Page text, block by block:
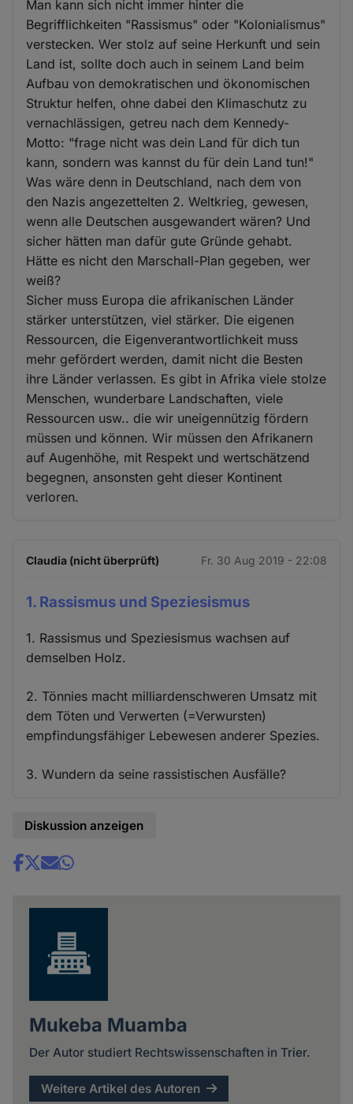
Man kann sich nicht immer hinter die
Begrifflichkeiten "Rassismus" oder "Kolonialismus"
verstecken. Wer stolz auf seine Herkunft und sein
Land ist, sollte doch auch in seinem Land beim
Aufbau von demokratischen und ökonomischen
Struktur helfen, ohne dabei den Klimaschutz zu
vernachlässigen, getreu nach dem Kennedy-
Motto: "frage nicht was dein Land für dich tun
kann, sondern was kannst du für dein Land tun!"
Was wäre denn in Deutschland, nach dem von
den Nazis angezettelten 2. Weltkrieg, gewesen,
wenn alle Deutschen ausgewandert wären? Und
sicher hätten man dafür gute Gründe gehabt.
Hätte es nicht den Marschall-Plan gegeben, wer
weiß?
Sicher muss Europa die afrikanischen Länder
stärker unterstützen, viel stärker. Die eigenen
Ressourcen, die Eigenverantwortlichkeit muss
mehr gefördert werden, damit nicht die Besten
ihre Länder verlassen. Es gibt in Afrika viele stolze
Menschen, wunderbare Landschaften, viele
Ressourcen usw.. die wir uneigennützig fördern
müssen und können. Wir müssen den Afrikanern
auf Augenhöhe, mit Respekt und wertschätzend
begegnen, ansonsten geht dieser Kontinent
verloren.
Claudia (nicht überprüft) Fr. 30 Aug 2019 - 22:08
1. Rassismus und Speziesismus
1. Rassismus und Speziesismus wachsen auf
demselben Holz.
2. Tönnies macht milliardenschweren Umsatz mit
dem Töten und Verwerten (=Verwursten)
empfindungsfähiger Lebewesen anderer Spezies.
3. Wundern da seine rassistischen Ausfälle?
Diskussion anzeigen
Share
Mukeba Muamba
Der Autor studiert Rechtswissenschaften in Trier.
Weitere Artikel des Autoren